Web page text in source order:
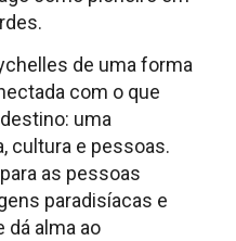
de uma forma
com o que
uma
cultura e pessoas.
as pessoas
paradisíacas e
dá alma ao